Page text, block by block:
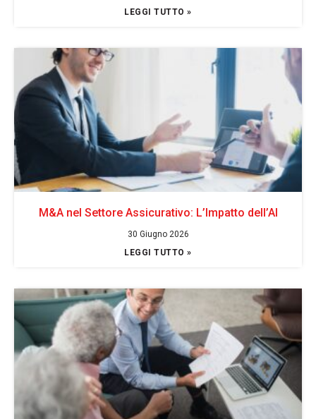
LEGGI TUTTO »
M&A nel Settore Assicurativo: L’Impatto dell’AI
30 Giugno 2026
LEGGI TUTTO »